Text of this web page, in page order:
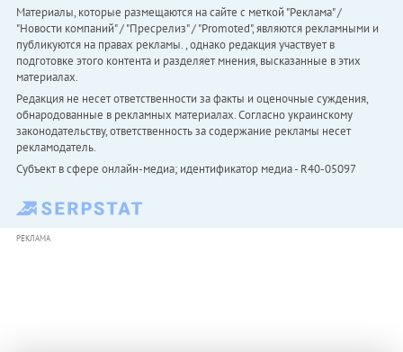
Материалы, которые размещаются на сайте с меткой "Реклама" /
"Новости компаний" / "Пресрелиз" / "Promoted", являются рекламными и
публикуются на правах рекламы. , однако редакция участвует в
подготовке этого контента и разделяет мнения, высказанные в этих
материалах.
Редакция не несет ответственности за факты и оценочные суждения,
обнародованные в рекламных материалах. Согласно украинскому
законодательству, ответственность за содержание рекламы несет
рекламодатель.
Субъект в сфере онлайн-медиа; идентификатор медиа - R40-05097
РЕКЛАМА